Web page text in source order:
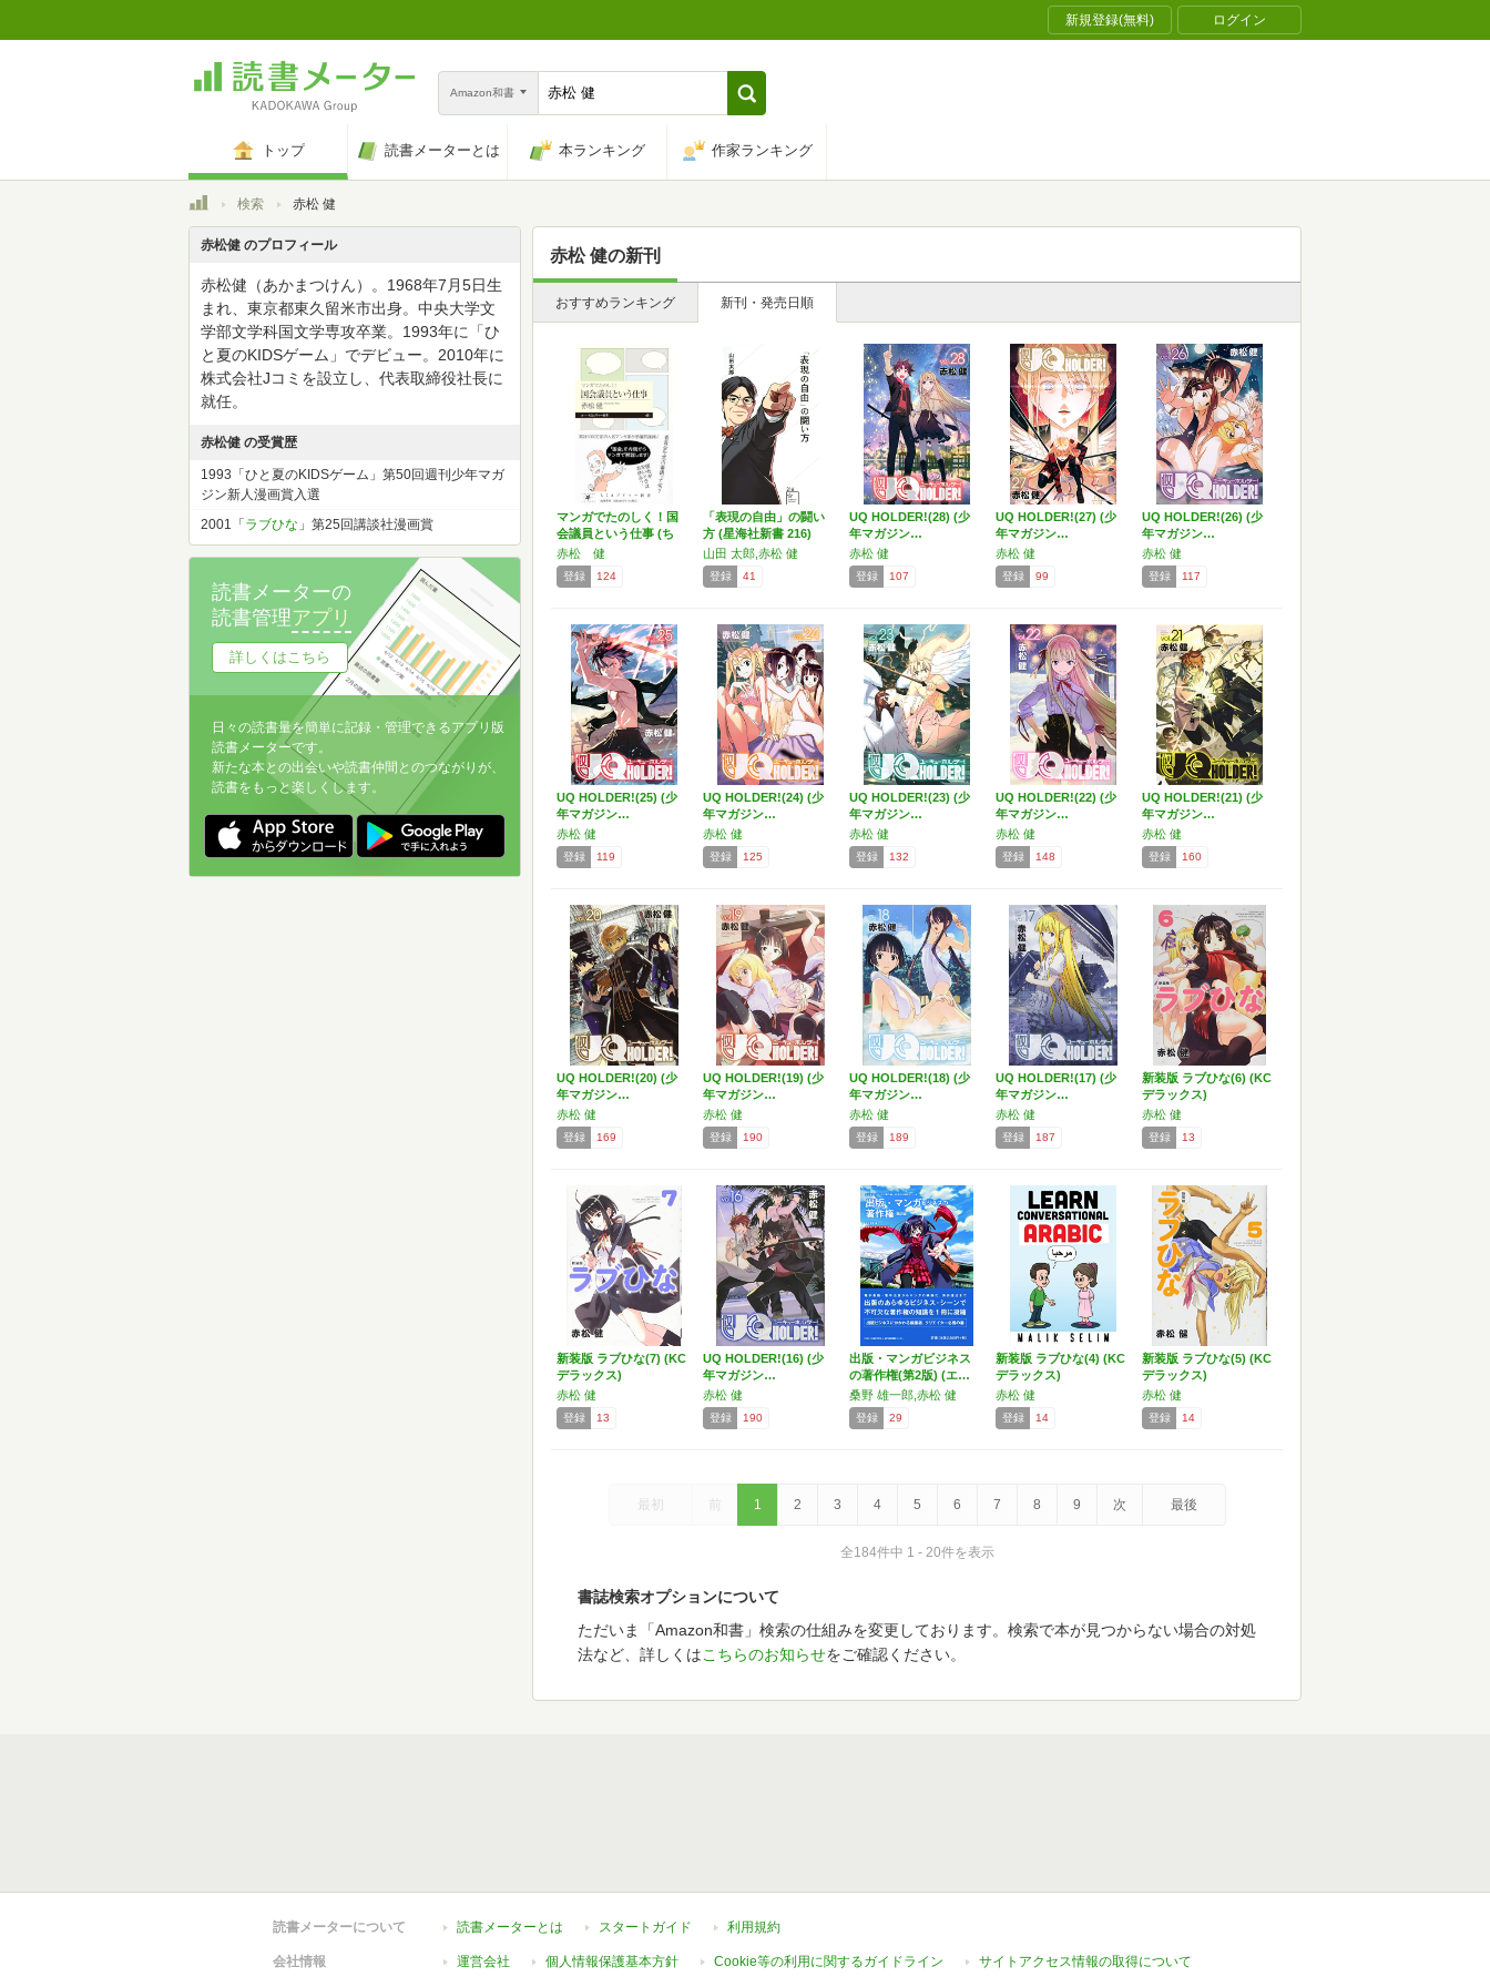
新規登録(無料) ログイン
Amazon和書
トップ 読書メーターとは 本ランキング 作家ランキング
トップ検索 赤松 健
赤松 健の新刊
おすすめランキング 新刊・発売日順
マンガでたのしく！国
会議員という仕事 (ち
く…
赤松 健
登録 124
「表現の自由」の闘い
方 (星海社新書 216)
山田 太郎,赤松 健
登録 41
UQ HOLDER!(28) (少
年マガジン…
赤松 健
登録 107
UQ HOLDER!(27) (少
年マガジン…
赤松 健
登録 99
UQ HOLDER!(26) (少
年マガジン…
赤松 健
登録 117
UQ HOLDER!(25) (少
年マガジン…
赤松 健
登録 119
UQ HOLDER!(24) (少
年マガジン…
赤松 健
登録 125
UQ HOLDER!(23) (少
年マガジン…
赤松 健
登録 132
UQ HOLDER!(22) (少
年マガジン…
赤松 健
登録 148
UQ HOLDER!(21) (少
年マガジン…
赤松 健
登録 160
UQ HOLDER!(20) (少
年マガジン…
赤松 健
登録 169
UQ HOLDER!(19) (少
年マガジン…
赤松 健
登録 190
UQ HOLDER!(18) (少
年マガジン…
赤松 健
登録 189
UQ HOLDER!(17) (少
年マガジン…
赤松 健
登録 187
新装版 ラブひな(6) (KC
デラックス)
赤松 健
登録 13
新装版 ラブひな(7) (KC
デラックス)
赤松 健
登録 13
UQ HOLDER!(16) (少
年マガジン…
赤松 健
登録 190
出版・マンガビジネス
の著作権(第2版) (エ…
桑野 雄一郎,赤松 健
登録 29
新装版 ラブひな(4) (KC
デラックス)
赤松 健
登録 14
新装版 ラブひな(5) (KC
デラックス)
赤松 健
登録 14
最初 前 1 2 3 4 5 6 7 8 9 次 最後
全184件中 1 - 20件を表示
書誌検索オプションについて
ただいま「Amazon和書」検索の仕組みを変更しております。検索で本が見つからない場合の対処
法など、詳しくはこちらのお知らせをご確認ください。
赤松健 のプロフィール
赤松健（あかまつけん）。1968年7月5日生
まれ、東京都東久留米市出身。中央大学文
学部文学科国文学専攻卒業。1993年に「ひ
と夏のKIDSゲーム」でデビュー。2010年に
株式会社Jコミを設立し、代表取締役社長に
就任。
赤松健 の受賞歴
1993「ひと夏のKIDSゲーム」第50回週刊少年マガ
ジン新人漫画賞入選
2001「 ラブひな 」第25回講談社漫画賞
読書メーターの
読書管理アプリ
詳しくはこちら
日々の読書量を簡単に記録・管理できるアプリ版
読書メーターです。
新たな本との出会いや読書仲間とのつながりが、
読書をもっと楽しくします。
読書メーターについて 読書メーターとは スタートガイド 利用規約
会社情報 運営会社 個人情報保護基本方針 Cookie等の利用に関するガイドライン サイトアクセス情報の取得について